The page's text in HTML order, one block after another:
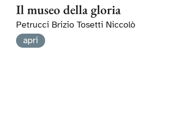
Il museo della gloria
Petrucci Brizio Tosetti Niccolò
apri